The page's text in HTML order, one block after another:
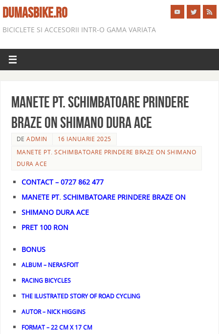
DUMASBIKE.RO
BICICLETE SI ACCESORII INTR-O GAMA VARIATA
MANETE PT. SCHIMBATOARE PRINDERE
BRAZE ON SHIMANO DURA ACE
DEADMIN
16 IANUARIE 2025
MANETE PT. SCHIMBATOARE PRINDERE BRAZE ON SHIMANO
DURA ACE
CONTACT – 0727 862 477
MANETE PT. SCHIMBATOARE PRINDERE BRAZE ON
SHIMANO DURA ACE
PRET 100 RON
BONUS
ALBUM – NERASFOIT
RACING BICYCLES
THE ILUSTRATED STORY OF ROAD CYCLING
AUTOR – NICK HIGGINS
FORMAT – 22 CM X 17 CM